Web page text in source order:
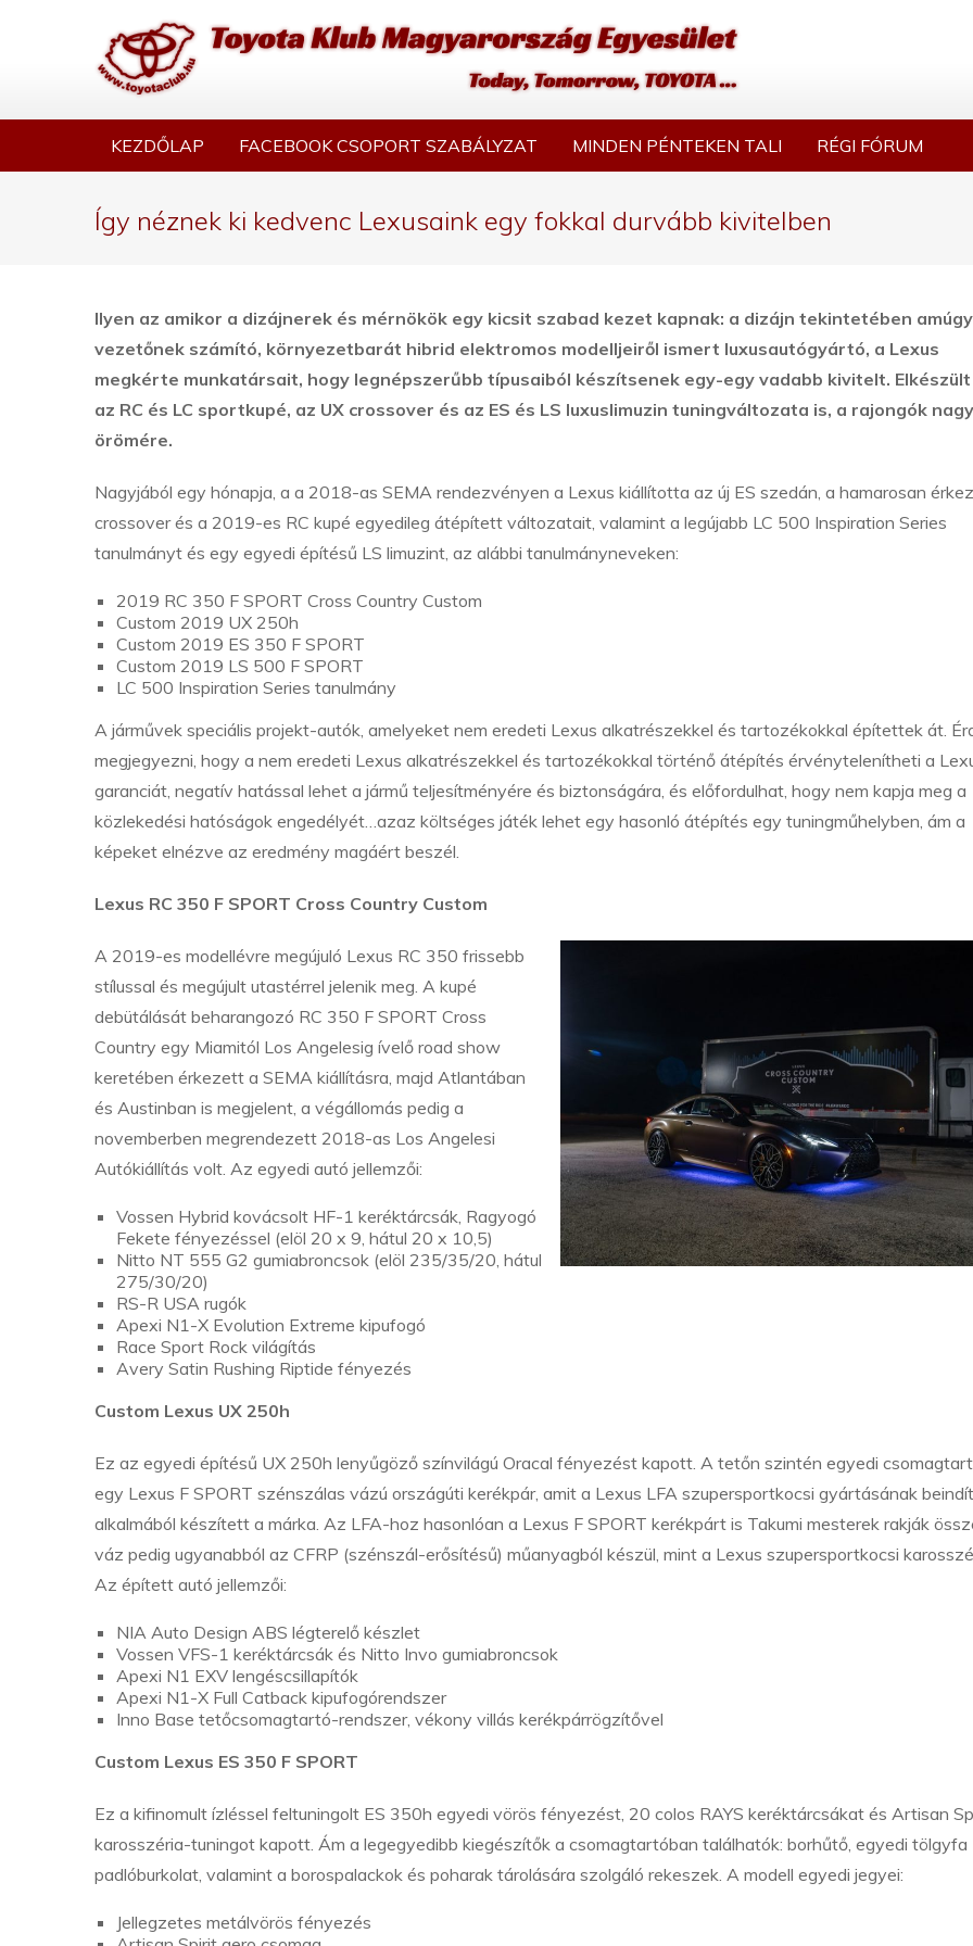
KEZDŐLAP FACEBOOK CSOPORT SZABÁLYZAT MINDEN PÉNTEKEN TALI RÉGI FÓRUM
Így néznek ki kedvenc Lexusaink egy fokkal durvább kivitelben
Ilyen az amikor a dizájnerek és mérnökök egy kicsit szabad kezet kapnak: a dizájn tekintetében
vezetőnek számító, környezetbarát hibrid elektromos modelljeiről ismert luxusautógyártó, a Lexus
megkérte munkatársait, hogy legnépszerűbb típusaiból készítsenek egy-egy vadabb kivitelt.
az RC és LC sportkupé, az UX crossover és az ES és LS luxuslimuzin tuningváltozata is, a rajongók nagy
örömére.
Nagyjából egy hónapja, a a 2018-as SEMA rendezvényen a Lexus kiállította az új ES szedán, a hamarosan
crossover és a 2019-es RC kupé egyedileg átépített változatait, valamint a legújabb LC 500 Inspiration Series
tanulmányt és egy egyedi építésű LS limuzint, az alábbi tanulmányneveken:
2019 RC 350 F SPORT Cross Country Custom
Custom 2019 UX 250h
Custom 2019 ES 350 F SPORT
Custom 2019 LS 500 F SPORT
LC 500 Inspiration Series tanulmány
A járművek speciális projekt-autók, amelyeket nem eredeti Lexus alkatrészekkel és tartozékokkal építettek át.
megjegyezni, hogy a nem eredeti Lexus alkatrészekkel és tartozékokkal történő átépítés érvénytelenítheti a
garanciát, negatív hatással lehet a jármű teljesítményére és biztonságára, és előfordulhat, hogy nem kapja meg a
közlekedési hatóságok engedélyét…azaz költséges játék lehet egy hasonló átépítés egy tuningműhelyben, ám a
képeket elnézve az eredmény magáért beszél.
Lexus RC 350 F SPORT Cross Country Custom
A 2019-es modellévre megújuló Lexus RC 350 frissebb
stílussal és megújult utastérrel jelenik meg. A kupé
debütálását beharangozó RC 350 F SPORT Cross
Country egy Miamitól Los Angelesig ívelő road show
keretében érkezett a SEMA kiállításra, majd Atlantában
és Austinban is megjelent, a végállomás pedig a
novemberben megrendezett 2018-as Los Angelesi
Autókiállítás volt. Az egyedi autó jellemzői:
Vossen Hybrid kovácsolt HF-1 keréktárcsák, Ragyogó
Fekete fényezéssel (elöl 20 x 9, hátul 20 x 10,5)
Nitto NT 555 G2 gumiabroncsok (elöl 235/35/20, hátul
275/30/20)
RS-R USA rugók
Apexi N1-X Evolution Extreme kipufogó
Race Sport Rock világítás
Avery Satin Rushing Riptide fényezés
Custom Lexus UX 250h
Ez az egyedi építésű UX 250h lenyűgöző színvilágú Oracal fényezést kapott. A tetőn szintén egyedi
egy Lexus F SPORT szénszálas vázú országúti kerékpár, amit a Lexus LFA szupersportkocsi gyártásának
alkalmából készített a márka. Az LFA-hoz hasonlóan a Lexus F SPORT kerékpárt is Takumi mesterek rakják
váz pedig ugyanabból az CFRP (szénszál-erősítésű) műanyagból készül, mint a Lexus szupersportkocsi
Az épített autó jellemzői:
NIA Auto Design ABS légterelő készlet
Vossen VFS-1 keréktárcsák és Nitto Invo gumiabroncsok
Apexi N1 EXV lengéscsillapítók
Apexi N1-X Full Catback kipufogórendszer
Inno Base tetőcsomagtartó-rendszer, vékony villás kerékpárrögzítővel
Custom Lexus ES 350 F SPORT
Ez a kifinomult ízléssel feltuningolt ES 350h egyedi vörös fényezést, 20 colos RAYS keréktárcsákat és Artisan
karosszéria-tuningot kapott. Ám a legegyedibb kiegészítők a csomagtartóban találhatók: borhűtő, egyedi tölgyfa
padlóburkolat, valamint a borospalackok és poharak tárolására szolgáló rekeszek. A modell egyedi jegyei:
Jellegzetes metálvörös fényezés